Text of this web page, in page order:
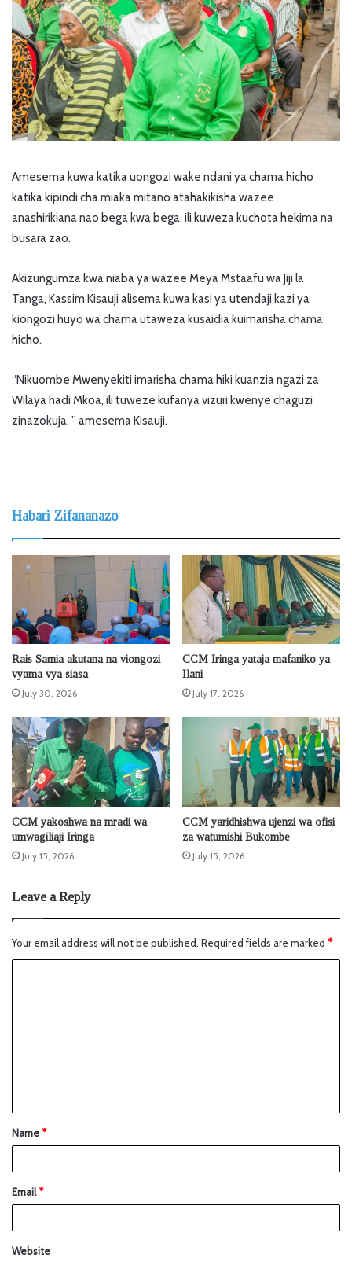
Amesema kuwa katika uongozi wake ndani ya chama hicho
katika kipindi cha miaka mitano atahakikisha wazee
anashirikiana nao bega kwa bega, ili kuweza kuchota hekima na
busara zao.
Akizungumza kwa niaba ya wazee Meya Mstaafu wa Jiji la
Tanga, Kassim Kisauji alisema kuwa kasi ya utendaji kazi ya
kiongozi huyo wa chama utaweza kusaidia kuimarisha chama
hicho.
“Nikuombe Mwenyekiti imarisha chama hiki kuanzia ngazi za
Wilaya hadi Mkoa, ili tuweze kufanya vizuri kwenye chaguzi
zinazokuja, ” amesema Kisauji.
Habari Zifananazo
Rais Samia akutana na viongozi
vyama vya siasa
July 30, 2026
CCM Iringa yataja mafaniko ya
Ilani
July 17, 2026
CCM yakoshwa na mradi wa
umwagiliaji Iringa
July 15, 2026
CCM yaridhishwa ujenzi wa ofisi
za watumishi Bukombe
July 15, 2026
Leave a Reply
Your email address will not be published. Required fields are marked *
Name*
Email*
Website